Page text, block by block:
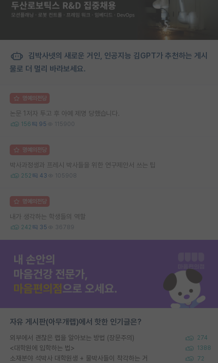
김박사넷의 새로운 거인, 인공지능 김GPT가 추천하는 게시
물로 더 멀리 바라보세요.
명예의전당
논문 1저자 투고 후 아예 제명 당했습니다.
156 95 115900
명예의전당
박사과정생과 프레시 박사들을 위한 연구제안서 쓰는 팁
252 43 105908
명예의전당
내가 생각하는 학생들의 역할
242 35 36789
자유 게시판(아무개랩)에서 핫한 인기글은?
외부에서 괜찮은 랩을 알아보는 방법 (장문주의) 274
<대학원에 입학하는 법> 1388
소재분야 석박사 대학원생 + 물박사들이 착각하는 거 72